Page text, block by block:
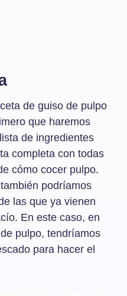
de guiso de pulpo
que haremos
de ingredientes
completa con todas
cómo cocer pulpo.
podríamos
las que ya vienen
En este caso, en
pulpo, tendríamos
para hacer el